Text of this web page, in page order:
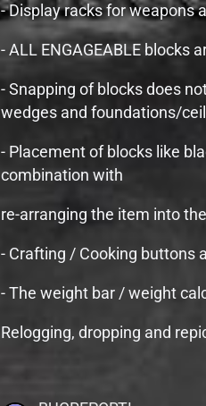
- Display racks for weapons
- ALL ENGAGEABLE blocks
- Snapping of blocks does
wedges and foundations/
- Placement of blocks like
combination with
re-arranging the item into
- Crafting / Cooking buttons
- The weight bar / weight
Relogging, dropping and